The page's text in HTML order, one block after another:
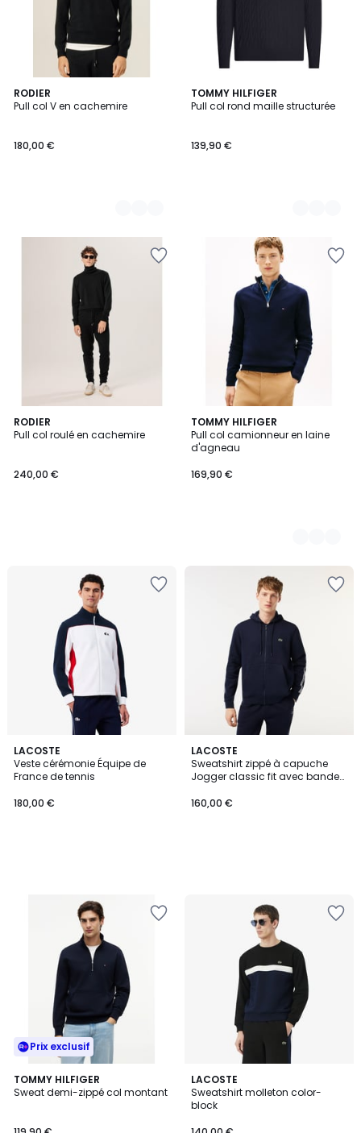
RODIER
Pull col V en cachemire
180,00 €
4
Couleurs
TOMMY HILFIGER
Pull col rond maille structurée
139,90 €
2
Couleurs
RODIER
Pull col roulé en cachemire
240,00 €
TOMMY HILFIGER
Pull col camionneur en laine
d'agneau
169,90 €
2
Couleurs
LACOSTE
Veste cérémonie Équipe de
France de tennis
180,00 €
LACOSTE
Sweatshirt zippé à capuche
Jogger classic fit avec bandes
160,00 €
Prix exclusif
TOMMY HILFIGER
Sweat demi-zippé col montant
LACOSTE
Sweatshirt molleton color-
block
2
Couleurs